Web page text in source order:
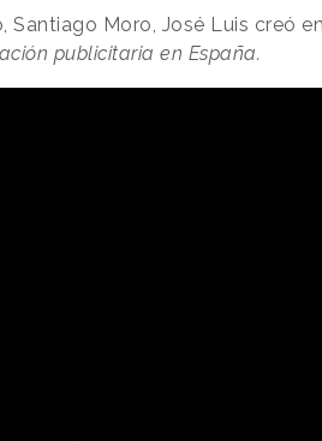
Santiago Moro, José Luis creó
publicitaria en España.